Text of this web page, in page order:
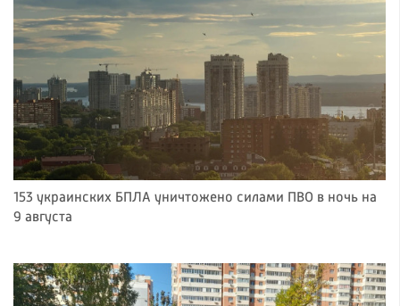
153 украинских БПЛА уничтожено силами ПВО в ночь на
9 августа